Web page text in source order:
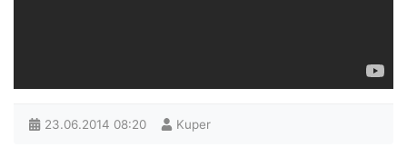
23.06.2014 08:20 Kuper